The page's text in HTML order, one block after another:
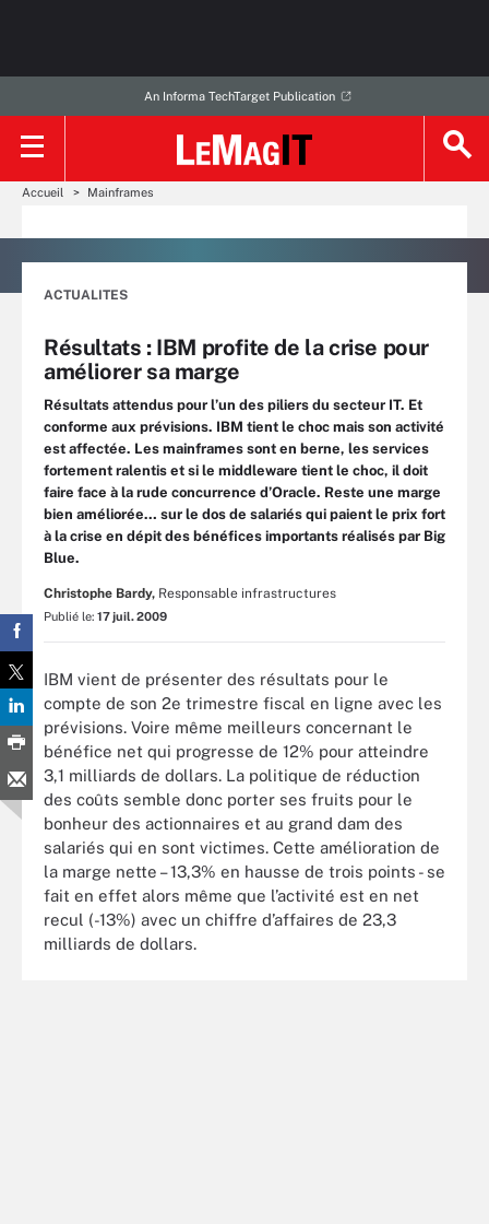
An Informa TechTarget Publication
Accueil Mainframes
ACTUALITES
Résultats : IBM profite de la crise pour
améliorer sa marge
Résultats attendus pour l’un des piliers du secteur IT. Et
conforme aux prévisions. IBM tient le choc mais son activité
est affectée. Les mainframes sont en berne, les services
fortement ralentis et si le middleware tient le choc, il doit
faire face à la rude concurrence d’Oracle. Reste une marge
bien améliorée… sur le dos de salariés qui paient le prix fort
à la crise en dépit des bénéfices importants réalisés par Big
Blue.
Christophe Bardy, Responsable infrastructures
Publié le: 17 juil. 2009
IBM vient de présenter des résultats pour le
compte de son 2e trimestre fiscal en ligne avec les
prévisions. Voire même meilleurs concernant le
bénéfice net qui progresse de 12% pour atteindre
3,1 milliards de dollars. La politique de réduction
des coûts semble donc porter ses fruits pour le
bonheur des actionnaires et au grand dam des
salariés qui en sont victimes. Cette amélioration de
la marge nette – 13,3% en hausse de trois points - se
fait en effet alors même que l’activité est en net
recul (-13%) avec un chiffre d’affaires de 23,3
milliards de dollars.